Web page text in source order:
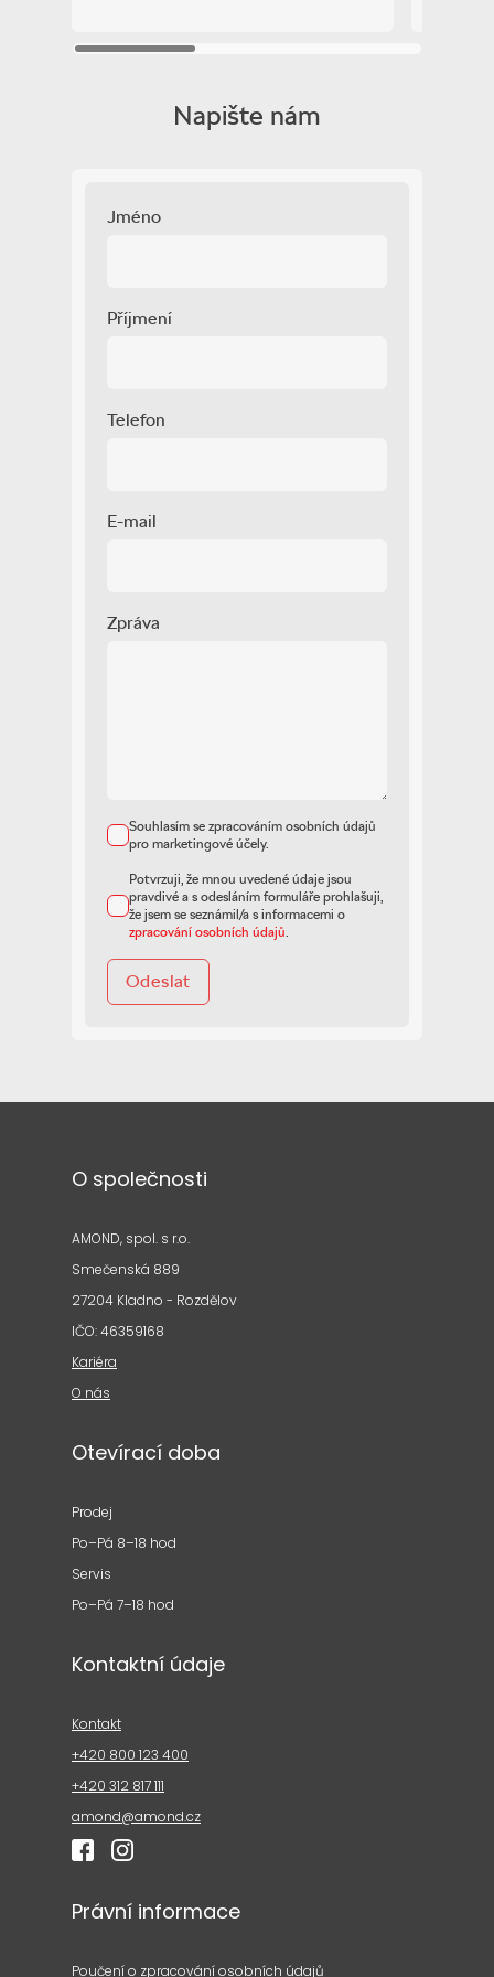
zadní stěrač
řazení pádly pod volantem
Napište nám
Jméno
Příjmení
Telefon
E-mail
Zpráva
Souhlasím se zpracováním osobních údajů
pro marketingové účely.
Potvrzuji, že mnou uvedené údaje jsou
pravdivé a s odesláním formuláře prohlašuji,
že jsem se seznámil/a s informacemi o
zpracování osobních údajů
Odeslat
O společnosti
AMOND, spol. s r.o.
Smečenská 889
27204 Kladno - Rozdělov
IČO: 46359168
Kariéra
O nás
Otevírací doba
Prodej
Po–Pá 8–18 hod
Servis
Po–Pá 7–18 hod
Kontaktní údaje
Kontakt
+420 800 123 400
+420 312 817 111
amond@amond.cz
Právní informace
Poučení o zpracování osobních údajů